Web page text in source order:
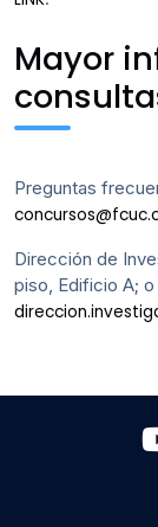
Mayor
Preguntas
Dirección de
piso, Edificio A;